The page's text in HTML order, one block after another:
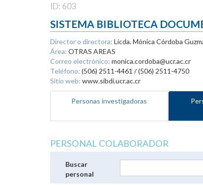
ID: 603
SISTEMA BIBLIOTECA
Director o directora: Licda. Mónica Córdoba
Área: OTRAS AREAS
Correo electrónico: monica.cordoba@ucr.ac.cr
Teléfono: (506) 2511-4461 / (506) 2511-4750
Sitio web: www.sibdi.ucr.ac.cr
Personas investigadoras
PERSONAL COLABORADOR
Buscar
personal